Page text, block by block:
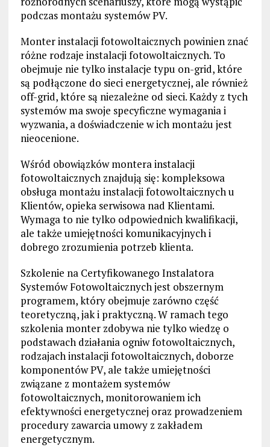
podczas montażu systemów PV.
Monter instalacji fotowoltaicznych powinien znać
różne rodzaje instalacji fotowoltaicznych. To
obejmuje nie tylko instalacje typu on-grid, które
są podłączone do sieci energetycznej, ale również
off-grid, które są niezależne od sieci. Każdy z tych
systemów ma swoje specyficzne wymagania i
wyzwania, a doświadczenie w ich montażu jest
nieocenione.
Wśród obowiązków montera instalacji
fotowoltaicznych znajdują się: kompleksowa
obsługa montażu instalacji fotowoltaicznych u
Klientów, opieka serwisowa nad Klientami.
Wymaga to nie tylko odpowiednich kwalifikacji,
ale także umiejętności komunikacyjnych i
dobrego zrozumienia potrzeb klienta.
Szkolenie na Certyfikowanego Instalatora
Systemów Fotowoltaicznych jest obszernym
programem, który obejmuje zarówno część
teoretyczną, jak i praktyczną. W ramach tego
szkolenia monter zdobywa nie tylko wiedzę o
podstawach działania ogniw fotowoltaicznych,
rodzajach instalacji fotowoltaicznych, doborze
komponentów PV, ale także umiejętności
związane z montażem systemów
fotowoltaicznych, monitorowaniem ich
efektywności energetycznej oraz prowadzeniem
procedury zawarcia umowy z zakładem
energetycznym.